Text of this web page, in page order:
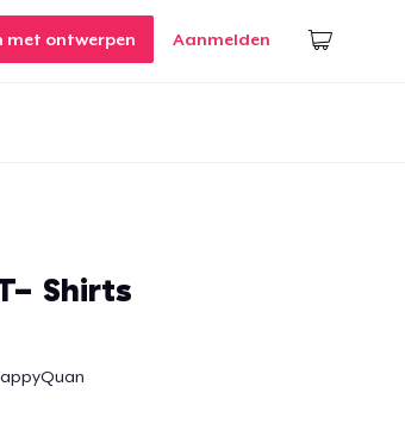
met ontwerpen Aanmelden
Shirts